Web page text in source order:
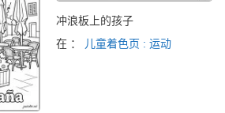
冲浪板上的孩子
在 ：
儿童着色页 : 运动